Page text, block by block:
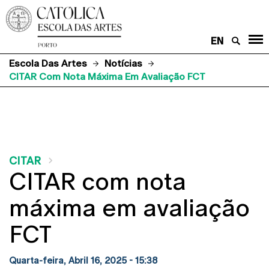
EN
Escola Das Artes
Notícias
CITAR Com Nota Máxima Em Avaliação FCT
CITAR
CITAR com nota
máxima em avaliação
FCT
Quarta-feira, Abril 16, 2025 - 15:38